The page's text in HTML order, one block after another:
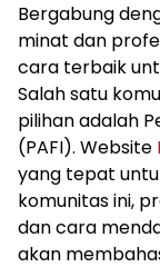
Bergabung
minat dan
cara terbaik
Salah satu
pilihan adalah
(PAFI). Website
yang tepat
komunitas ini,
dan cara
akan